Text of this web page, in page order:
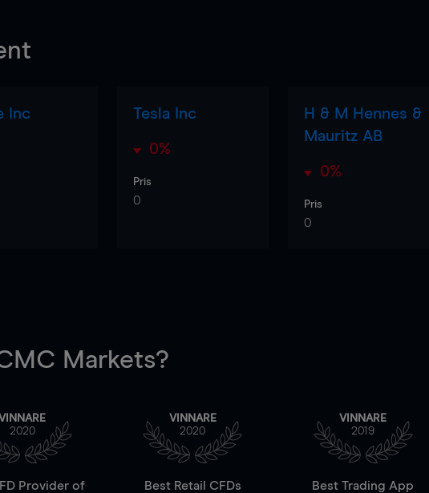
Inc Tesla Inc
0%
Pris
0
H & M Hennes &
Mauritz AB
0%
Pris
0
Markets?
VINNARE
2020
Provider of
VINNARE
2020
Best Retail CFDs
VINNARE
2019
Best Trading App